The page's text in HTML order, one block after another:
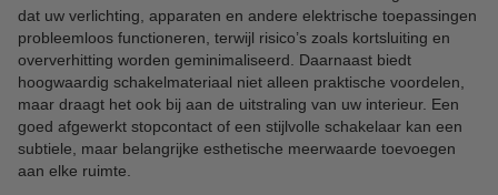
dat uw verlichting, apparaten en andere elektrische toepassingen
probleemloos functioneren, terwijl risico’s zoals kortsluiting en
oververhitting worden geminimaliseerd. Daarnaast biedt
hoogwaardig schakelmateriaal niet alleen praktische voordelen,
maar draagt het ook bij aan de uitstraling van uw interieur. Een
goed afgewerkt stopcontact of een stijlvolle schakelaar kan een
subtiele, maar belangrijke esthetische meerwaarde toevoegen
aan elke ruimte.